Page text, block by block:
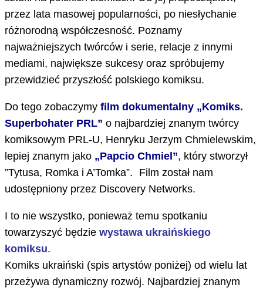
przez lata masowej popularności, po niesłychanie
różnorodną współczesność. Poznamy
najważniejszych twórców i serie, relacje z innymi
mediami, największe sukcesy oraz spróbujemy
przewidzieć przyszłość polskiego komiksu.
Do tego zobaczymy film dokumentalny „Komiks.
Superbohater PRL” o najbardziej znanym twórcy
komiksowym PRL-U, Henryku Jerzym Chmielewskim,
lepiej znanym jako „Papcio Chmiel”, który stworzył
”Tytusa, Romka i A’Tomka”. Film został nam
udostępniony przez Discovery Networks.
I to nie wszystko, ponieważ temu spotkaniu
towarzyszyć będzie wystawa ukraińskiego
komiksu.
Komiks ukraiński (spis artystów poniżej) od wielu lat
przeżywa dynamiczny rozwój. Najbardziej znanym